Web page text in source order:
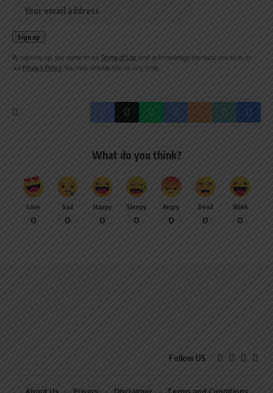
By signing up, you agree to our Terms of Use and acknowledge the data practices in
our Privacy Policy. You may unsubscribe at any time.
What do you think?
Love
0
Sad
0
Happy
0
Sleepy
0
Angry
0
Dead
0
Wink
0
Follow US